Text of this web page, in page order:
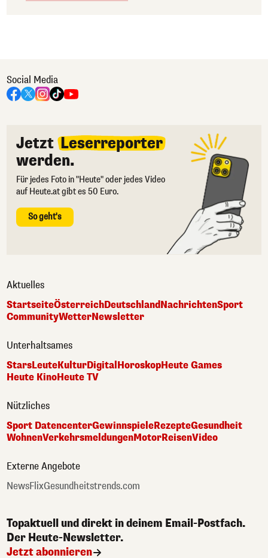
Social Media
Jetzt Leserreporter
werden.
Für jedes Foto in "Heute" oder jedes Video
auf Heute.at gibt es 50 Euro.
So geht's
Aktuelles
StartseiteÖsterreichDeutschlandNachrichtenSport
CommunityWetterNewsletter
Unterhaltsames
StarsLeuteKulturDigitalHoroskopHeute Games
Heute KinoHeute TV
Nützliches
Sport DatencenterGewinnspieleRezepteGesundheit
WohnenVerkehrsmeldungenMotorReisenVideo
Externe Angebote
NewsFlixGesundheitstrends.com
Topaktuell und direkt in deinem Email-Postfach.
Der Heute-Newsletter.
Jetzt abonnieren